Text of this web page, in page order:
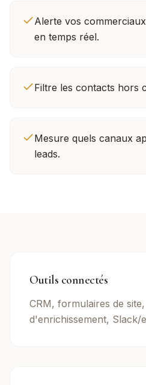
Alerte vos
en temps réel.
Filtre les contacts hors
Mesure quels canaux
leads.
Outils connectés
CRM, formulaires de
d'enrichissement, Slack/